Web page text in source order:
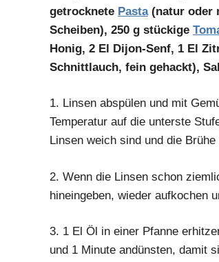
getrocknete Pasta(natur oder
Scheiben), 250 g stückige
Honig, 2 El Dijon-Senf, 1 El
Schnittlauch, fein gehackt),
1. Linsen abspülen und mit
Temperatur auf die unterste
Linsen weich sind und die
2. Wenn die Linsen schon
hineingeben, wieder aufkochen
3. 1 El Öl in einer Pfanne
und 1 Minute andünsten, damit